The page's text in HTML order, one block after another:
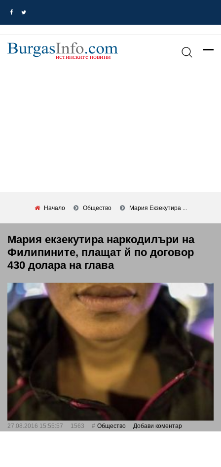
Начало Общество Мария Екзекутира ...
Мария екзекутира наркодилъри на
Филипините, плащат й по договор
430 долара на глава
27.08.2016 15:55:57 1563 Общество Добави коментар